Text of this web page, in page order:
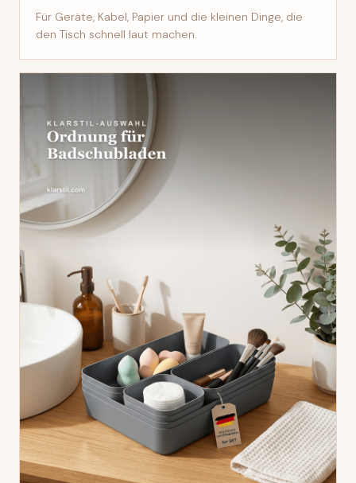
Für Geräte, Kabel, Papier und die kleinen Dinge, die
den Tisch schnell laut machen.